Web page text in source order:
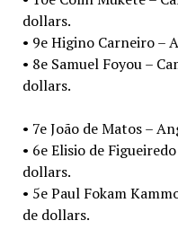
dollars.
• 9e Higino Carneiro –
• 8e Samuel Foyou –
dollars.
• 7e João de Matos –
• 6e Elisio de
dollars.
• 5e Paul Fokam
de dollars.